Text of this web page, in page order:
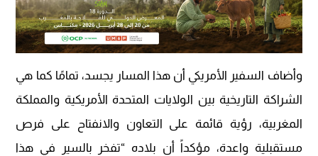
وأضاف السفير الأمريكي أن هذا المسار يجسد، تمامًا كما هي
الشراكة التاريخية بين الولايات المتحدة الأمريكية والمملكة
المغربية، رؤية قائمة على التعاون والانفتاح على فرص
مستقبلية واعدة، مؤكداً أن بلاده “تفخر بالسير في هذا